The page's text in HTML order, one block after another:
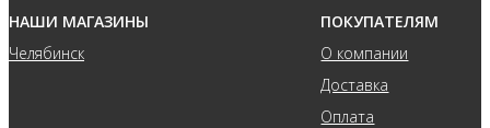
НАШИ МАГАЗИНЫ
Челябинск
ПОКУПАТЕЛЯМ
О компании
Доставка
Оплата